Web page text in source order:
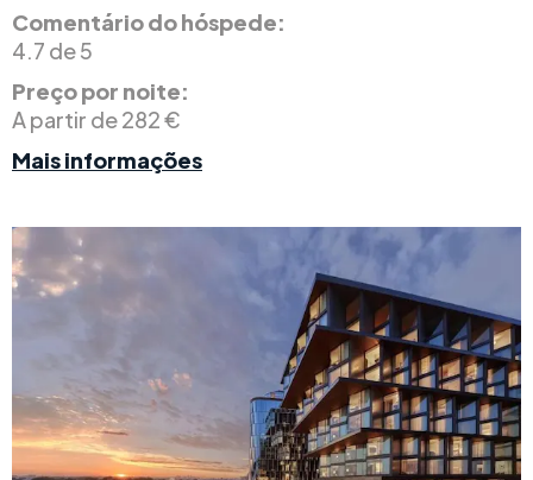
Comentário do hóspede:
4.7 de 5
Preço por noite:
A partir de 282 €
Mais informações